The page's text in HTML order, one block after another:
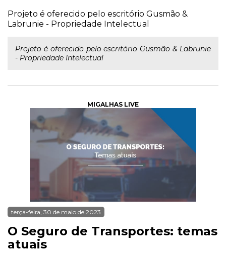
Projeto é oferecido pelo escritório Gusmão &
Labrunie - Propriedade Intelectual
Projeto é oferecido pelo escritório Gusmão & Labrunie
- Propriedade Intelectual
MIGALHAS LIVE
terça-feira, 30 de maio de 2023
O Seguro de Transportes: temas
atuais